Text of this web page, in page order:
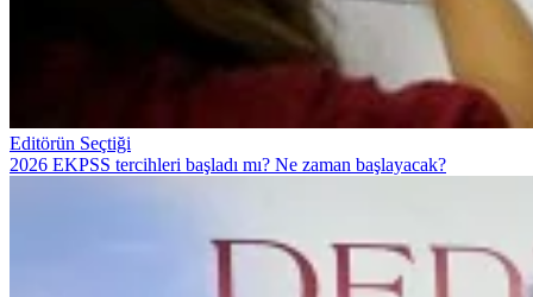
Editörün Seçtiği
2026 EKPSS tercihleri başladı mı? Ne zaman başlayacak?